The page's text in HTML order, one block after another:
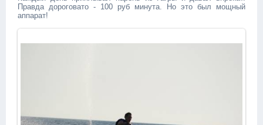
Правда дороговато - 100 руб минута. Но это был мощный
аппарат!